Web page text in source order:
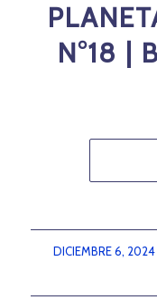
N°18 |
DICIEMBRE 6, 2024
/